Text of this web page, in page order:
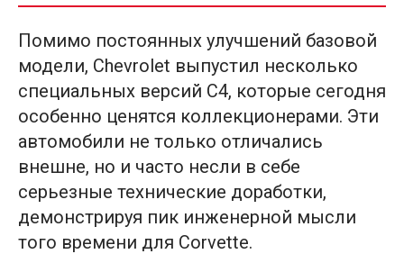
Помимо постоянных улучшений базовой
модели, Chevrolet выпустил несколько
специальных версий C4, которые сегодня
особенно ценятся коллекционерами. Эти
автомобили не только отличались
внешне, но и часто несли в себе
серьезные технические доработки,
демонстрируя пик инженерной мысли
того времени для Corvette.